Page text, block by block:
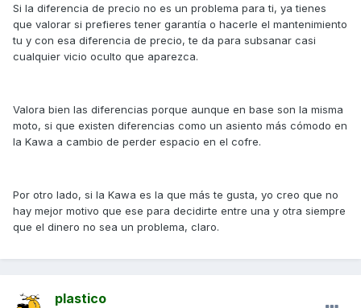
Si la diferencia de precio no es un problema para ti, ya tienes
que valorar si prefieres tener garantía o hacerle el mantenimiento
tu y con esa diferencia de precio, te da para subsanar casi
cualquier vicio oculto que aparezca.
Valora bien las diferencias porque aunque en base son la misma
moto, si que existen diferencias como un asiento más cómodo en
la Kawa a cambio de perder espacio en el cofre.
Por otro lado, si la Kawa es la que más te gusta, yo creo que no
hay mejor motivo que ese para decidirte entre una y otra siempre
que el dinero no sea un problema, claro.
plastico